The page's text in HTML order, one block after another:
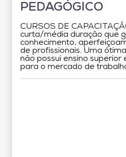
PEDAGÓGICO
CURSOS DE
curta/média duração que
conhecimento,
de profissionais. Uma
não possui ensino superior
para o mercado de